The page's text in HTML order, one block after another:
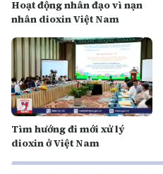
Hoạt động nhân đạo vì nạn
nhân dioxin Việt Nam
Tìm hướng đi mới xử lý
dioxin ở Việt Nam